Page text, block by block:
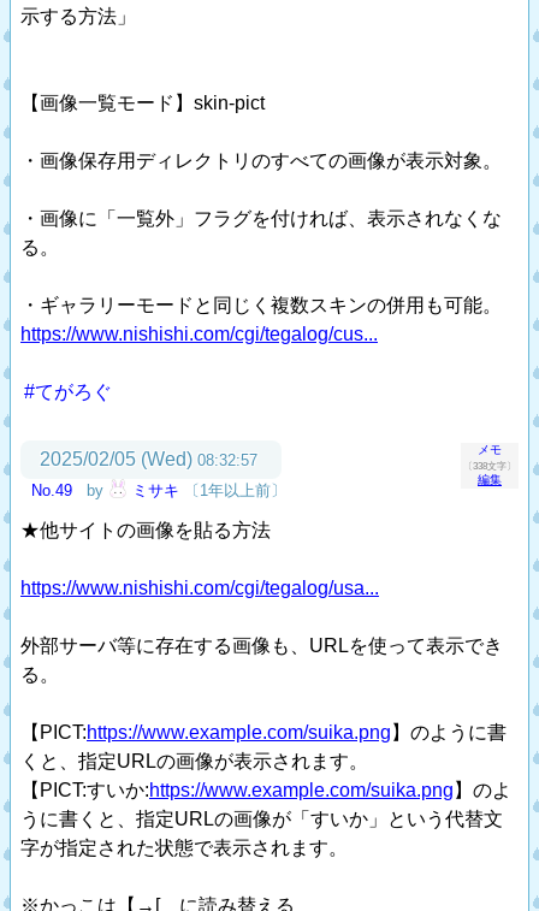
示する方法」
【画像一覧モード】skin-pict
・画像保存用ディレクトリのすべての画像が表示対象。
・画像に「一覧外」フラグを付ければ、表示されなくな
る。
・ギャラリーモードと同じく複数スキンの併用も可能。
https://www.nishishi.com/cgi/tegalog/cus...
#てがろぐ
メモ
〔338文字〕
編集
2025/02/05 (Wed) 08:32:57
No.49
by ミサキ 〔1年以上前〕
★他サイトの画像を貼る方法
https://www.nishishi.com/cgi/tegalog/usa...
外部サーバ等に存在する画像も、URLを使って表示でき
る。
【PICT:https://www.example.com/suika.png 】のように書
くと、指定URLの画像が表示されます。
【PICT:すいか:https://www.example.com/suika.png 】のよ
うに書くと、指定URLの画像が「すいか」という代替文
字が指定された状態で表示されます。
※かっこは【→[ に読み替える